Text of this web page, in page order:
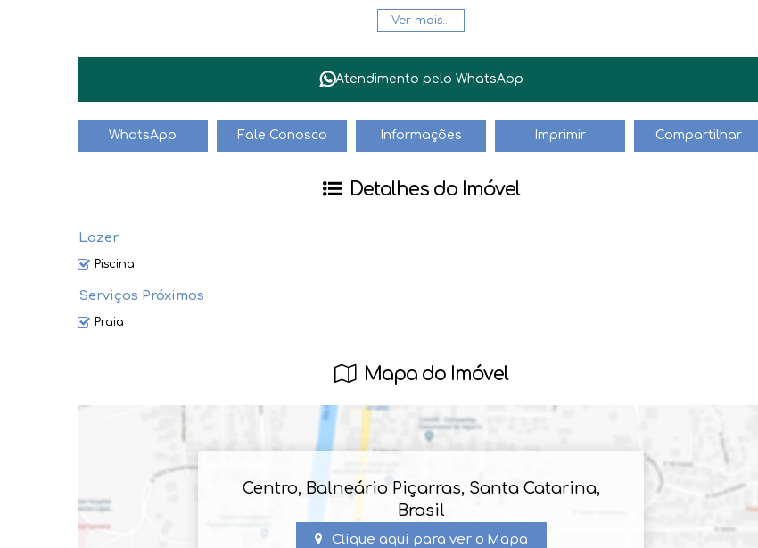
📞 Entre em contato agora mesmo e agende sua visita! Não perca a oportunidade de morar em um dos
📌 Endereço: Centro, Balneário Piçarras, SC, BR
Ver mais...
Atendimento pelo WhatsApp
WhatsApp Fale Conosco Informações Imprimir Compartilhar
Detalhes do Imóvel
Lazer
Piscina
Serviços Próximos
Praia
Mapa do Imóvel
Centro, Balneário Piçarras, Santa Catarina,
Brasil
Clique aqui para ver o Mapa
CRECI31.882
jair@haus.imb.br